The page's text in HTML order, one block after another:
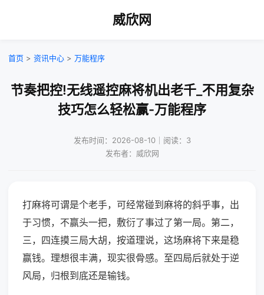
威欣网
首页 > 资讯中心 > 万能程序
节奏把控!无线遥控麻将机出老千_不用复杂
技巧怎么轻松赢-万能程序
发布时间：2026-08-10｜阅读：3
发布者：威欣网
打麻将可谓是个老手，可经常碰到麻将的斜乎事，出
于习惯，不赢头一把，敷衍了事过了第一局。第二，
三，四连摸三局大胡，按道理说，这场麻将下来是稳
赢钱。理想很丰满，现实很骨感。至四局后就处于逆
风局，归根到底还是输钱。